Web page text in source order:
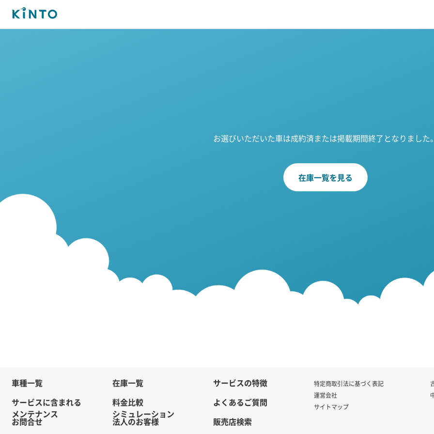
お選びいただいた車は成約済または掲載期間終了となりました
在庫一覧を見る
車種一覧 在庫一覧
サービスの特徴
サービスに含まれる
メンテナンス
料金比較
シミュレーション
よくあるご質問
お問合せ
法人のお客様 販売店検索
特定商取引法に基づく表記
運営会社
サイトマップ